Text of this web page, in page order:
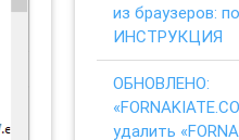
из браузеров:
ИНСТРУКЦИЯ
ОБНОВЛЕНО:
удалить